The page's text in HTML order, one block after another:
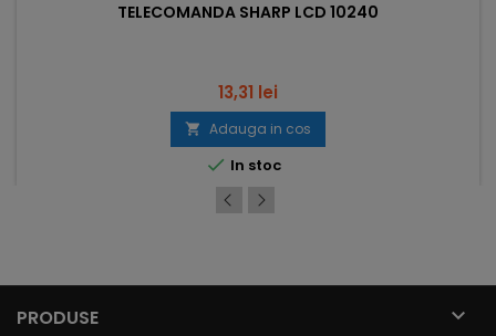
TELECOMANDA SHARP LCD 10240
Pret
13,31 lei
 Adauga in cos
 In stoc
PRODUSE 